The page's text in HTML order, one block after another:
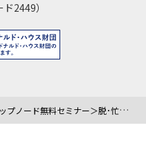
2449）
料セミナー＞脱･忙殺！時間を有意義に作るための「広報ワークフロー総点検」